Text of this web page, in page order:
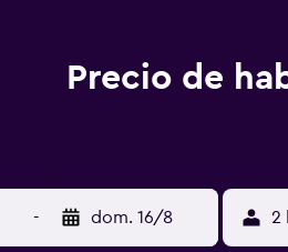
Precio de
- dom. 16/8 2